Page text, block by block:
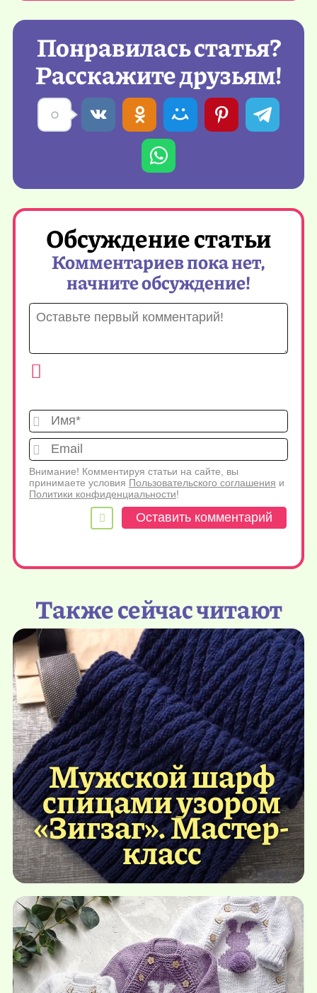
Понравилась статья?
Расскажите друзьям!
Обсуждение статьи
Комментариев пока нет,
начните обсуждение!
Имя*
Внимание! Комментируя статьи на сайте, вы
принимаете условия Пользовательского соглашения и
Политики конфиденциальности!
Также сейчас читают
Мужской шарф
спицами узором
«Зигзаг». Мастер-
класс